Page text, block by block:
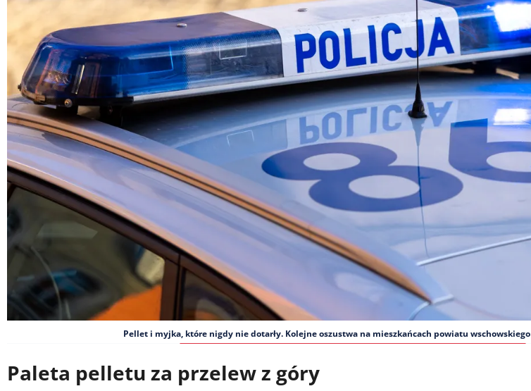
Pellet i myjka, które nigdy nie dotarły. Kolejne oszustwa na mieszkańcach powiatu wschowskiego
Paleta pelletu za przelew z góry